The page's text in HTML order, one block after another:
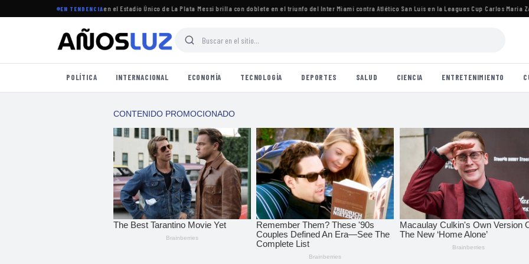
EN TENDENCIA
Clausura 2026 se jugará en el Estadio Único de La Plata·Messi brilla con doblete en el triunfo del Inter Miami contra Atlético San Luis en la Leagues Cup ·Carlos María
POLÍTICA INTERNACIONAL ECONOMÍA TECNOLOGÍA DEPORTES SALUD CIENCIA ENTRETENIMIENTO